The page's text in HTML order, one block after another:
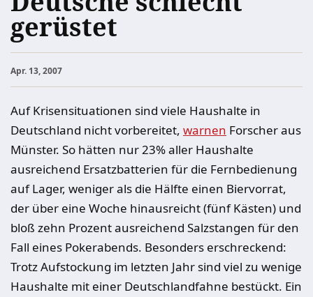
gerüstet
Apr. 13, 2007
Auf Krisensituationen sind viele Haushalte in
Deutschland nicht vorbereitet, warnen Forscher aus
Münster. So hätten nur 23% aller Haushalte
ausreichend Ersatzbatterien für die Fernbedienung
auf Lager, weniger als die Hälfte einen Biervorrat,
der über eine Woche hinausreicht (fünf Kästen) und
bloß zehn Prozent ausreichend Salzstangen für den
Fall eines Pokerabends. Besonders erschreckend:
Trotz Aufstockung im letzten Jahr sind viel zu wenige
Haushalte mit einer Deutschlandfahne bestückt. Ein